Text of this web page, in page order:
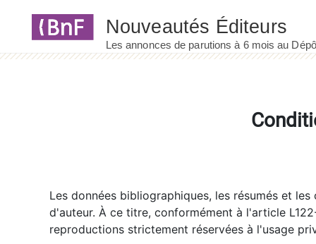
Les données bibliographiques, les résumés et
d'auteur. À ce titre, conformément à l'article
reproductions strictement réservées à l'usage